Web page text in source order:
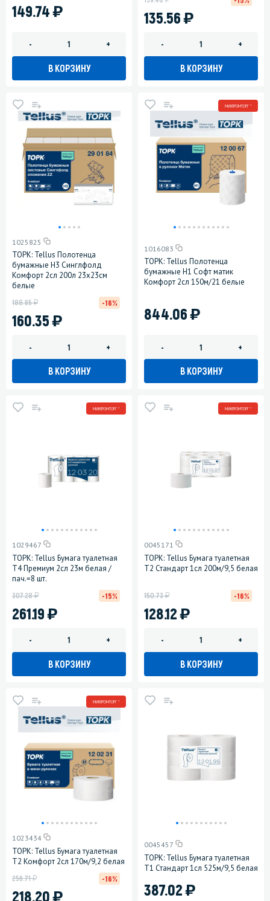
149.74)
- +
В КОРЗИНУ
135.56)
- +
В КОРЗИНУ
1025825
ТОРК: Tellus Полотенца
бумажные H3 Синглфолд
Комфорт 2сл 200л 23х23см
белые
160.35)
188.65у -16%
- +
В КОРЗИНУ
МИНПРОМТОРГ *
1016083
ТОРК: Tellus Полотенца
бумажные H1 Софт матик
Комфорт 2сл 150м/21 белые
844.06)
- +
В КОРЗИНУ
МИНПРОМТОРГ *
1029467
ТОРК: Tellus Бумага туалетная
T4 Премиум 2сл 23м белая /
пач.=8 шт.
261.19)
307.28у -15%
- +
В КОРЗИНУ
МИНПРОМТОРГ *
0045171
ТОРК: Tellus Бумага туалетная
T2 Стандарт 1сл 200м/9,5 белая
128.12)
150.73у -16%
- +
В КОРЗИНУ
МИНПРОМТОРГ *
1023434
ТОРК: Tellus Бумага туалетная
T2 Комфорт 2сл 170м/9,2 белая
218.20)
256.71у -16%
0045457
ТОРК: Tellus Бумага туалетная
T1 Стандарт 1сл 525м/9,5 белая
387.02)